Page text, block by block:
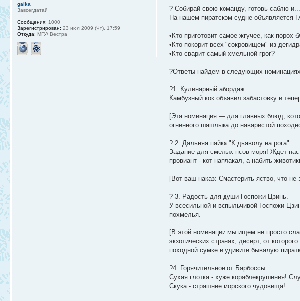
? Собирай свою команду, готовь саблю
На нашем пиратском судне
•Кто приготовит самое жгучее, как порох
•Кто покорит всех "сокровищем" из
•Кто сварит самый хмельной грог?
?Ответы найдем в следующих
?1. Кулинарный абордаж.
Камбузный кок объявил забастовку и
[Эта номинация — для главных блюд,
огненного шашлыка до наваристой
? 2. Дальняя пайка "К дьяволу на рога".
Задание для смелых псов моря! Ждет нас
провиант - кот наплакал, а набить
[Вот ваш наказ: Смастерить яство, что
? 3. Радость для души Госпожи Цзинь.
У всесильной и вспыльчивой Госпожи
похмелья.
[В этой номинации мы ищем не просто
экзотических странах; десерт, от
походной сумке и удивите бывалую
?4. Горячительное от Барбоссы.
Сухая глотка - хуже кораблекрушения!
Скука - страшнее морского чудовища!
galka
Завсегдатай
Сообщения: 1000
Зарегистрирован: 23 июл 2009 (Чт), 17:59
Откуда: МГУ/ Вестра